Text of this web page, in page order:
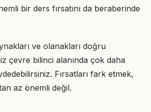
bir ders fırsatını da beraberinde
ve olanakları doğru
çevre bilinci alanında çok daha
Fırsatları fark etmek,
az önemli değil.